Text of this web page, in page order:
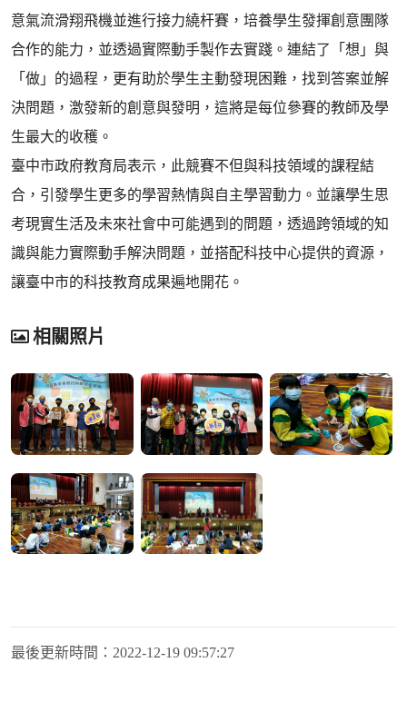
意氣流滑翔飛機並進行接力繞杆賽，培養學生發揮創意團隊
合作的能力，並透過實際動手製作去實踐。連結了「想」與
「做」的過程，更有助於學生主動發現困難，找到答案並解
決問題，激發新的創意與發明，這將是每位參賽的教師及學
生最大的收穫。
臺中市政府教育局表示，此競賽不但與科技領域的課程結
合，引發學生更多的學習熱情與自主學習動力。並讓學生思
考現實生活及未來社會中可能遇到的問題，透過跨領域的知
識與能力實際動手解決問題，並搭配科技中心提供的資源，
讓臺中市的科技教育成果遍地開花。
相關照片
最後更新時間： 2022-12-19 09:57:27